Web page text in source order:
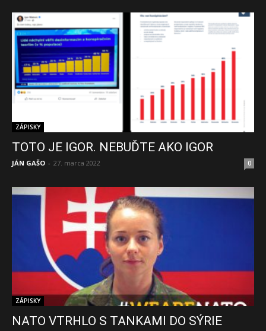
ZÁPISKY
TOTO JE IGOR. NEBUĎTE AKO IGOR
JÁN GAŠO - 27. marca 2022 0
ZÁPISKY
NATO VTRHLO S TANKAMI DO SÝRIE